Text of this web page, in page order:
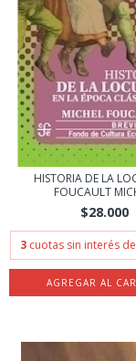
HISTORIA DE LA
FOUCAULT
$28.000
3 cuotas sin interés de